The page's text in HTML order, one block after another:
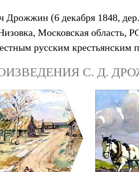
(6 декабря 1848,
Московская
русским крестьянским
С. Д.